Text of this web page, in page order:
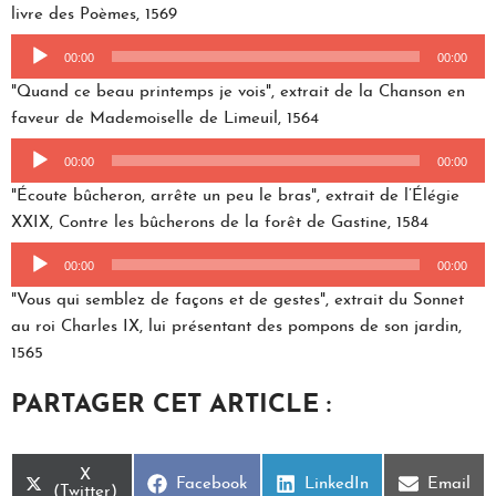
livre des Poèmes, 1569
audio
00:00 00:00
"Quand ce beau printemps je vois", extrait de la Chanson en
faveur de Mademoiselle de Limeuil, 1564
audio
00:00 00:00
"Écoute bûcheron, arrête un peu le bras", extrait de l’Élégie
XXIX, Contre les bûcherons de la forêt de Gastine, 1584
audio
00:00 00:00
"Vous qui semblez de façons et de gestes", extrait du Sonnet
au roi Charles IX, lui présentant des pompons de son jardin,
1565
PARTAGER CET ARTICLE :
Share
on
X
(Twitter)
Share
Facebook
Share
LinkedIn
Share
Email